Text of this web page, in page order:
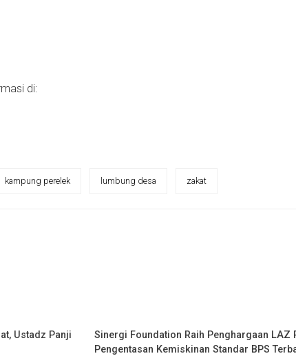
di:
kampung perelek lumbung desa zakat
Ustadz Panji
Sinergi Foundation Raih Penghargaan LAZ
Pengentasan Kemiskinan Standar BPS